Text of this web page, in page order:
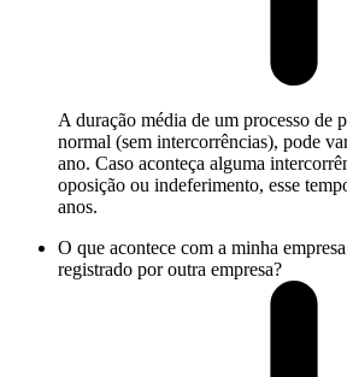
A duração média de um processo de
normal (sem intercorrências), pode
ano. Caso aconteça alguma
oposição ou indeferimento, esse
anos.
O que acontece com a minha
registrado por outra empresa?